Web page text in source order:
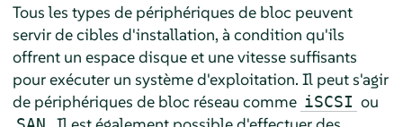
Tous les types de périphériques de bloc peuvent
servir de cibles d'installation, à condition qu'ils
offrent un espace disque et une vitesse suffisants
pour exécuter un système d'exploitation. Il peut s'agir
de périphériques de bloc réseau comme iSCSI ou